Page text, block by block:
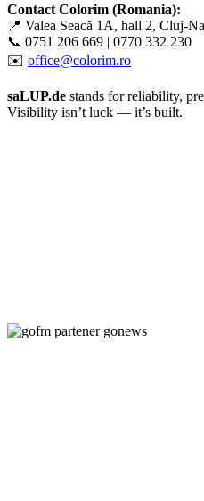
Contact Colorim (Romania):
📍 Valea Seacă 1A, hall 2, Cluj-
📞 0751 206 669 | 0770 332 230
✉️ office@colorim.ro
saLUP.de stands for reliability,
Visibility isn’t luck — it’s built.